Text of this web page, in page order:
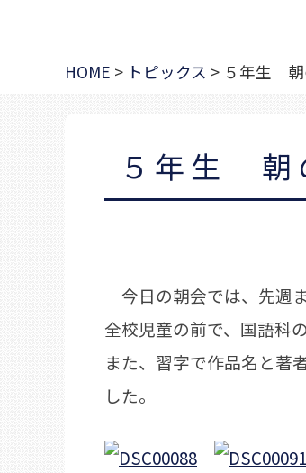
HOME > トピックス > ５年生
５年生 朝
今日の朝会では、先週
全校児童の前で、国語科
また、習字で作品名と著
した。